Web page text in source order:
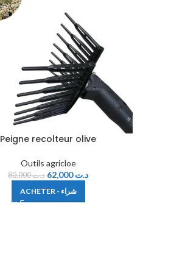
Peigne recolteur olive
Outils agricloe
د.ت80,000 د.ت62,000
ACHETER - شراء